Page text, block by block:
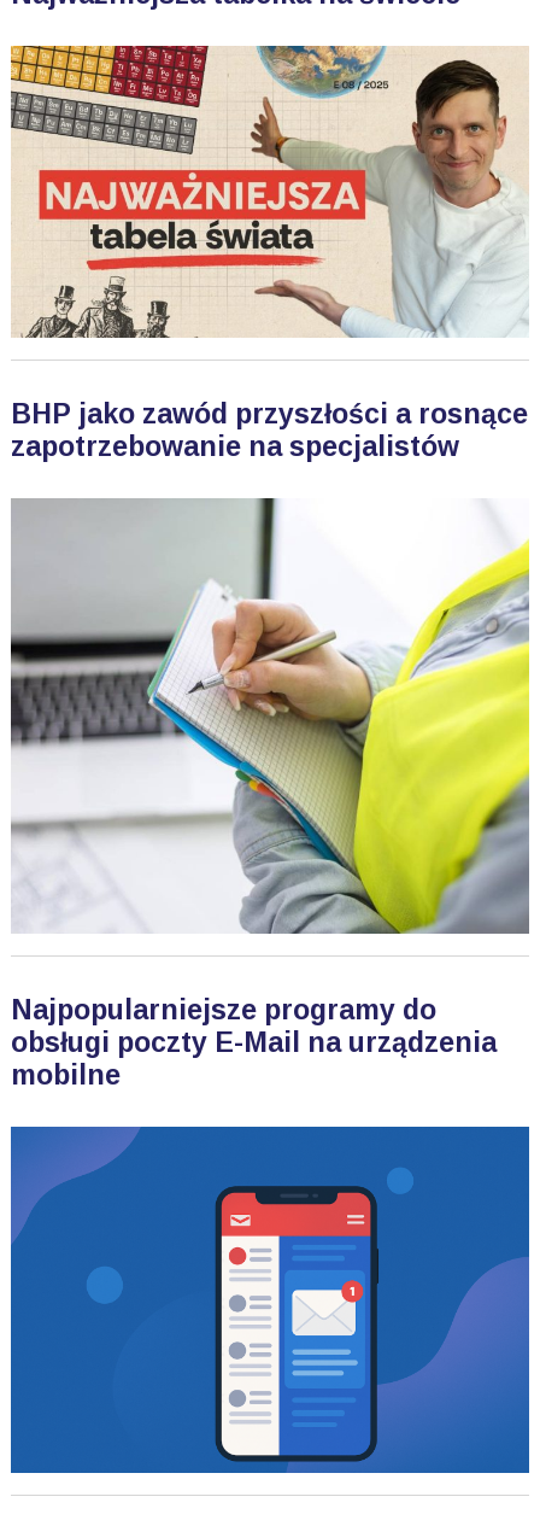
BHP jako zawód przyszłości a rosnące
zapotrzebowanie na specjalistów
Najpopularniejsze programy do
obsługi poczty E-Mail na urządzenia
mobilne